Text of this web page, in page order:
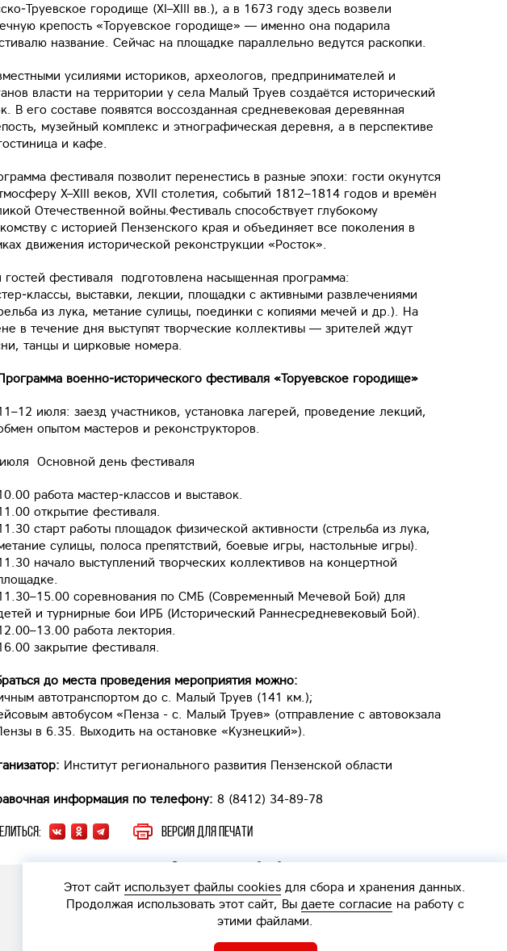
городище (XI–XIII вв.), а в 1673 году здесь возвели
крепость «Торуевское городище» — именно она подарила
название. Сейчас на площадке параллельно ведутся раскопки.
усилиями историков, археологов, предпринимателей и
власти на территории у села Малый Труев создаётся исторический
В его составе появятся воссозданная средневековая деревянная
музейный комплекс и этнографическая деревня, а в перспективе
и кафе.
фестиваля позволит перенестись в разные эпохи: гости окунутся
X–XIII веков, XVII столетия, событий 1812–1814 годов и времён
Отечественной войны.Фестиваль способствует глубокому
с историей Пензенского края и объединяет все поколения в
движения исторической реконструкции «Росток».
гостей фестиваля подготовлена насыщенная программа:
выставки, лекции, площадки с активными развлечениями
из лука, метание сулицы, поединки с копиями мечей и др.). На
в течение дня выступят творческие коллективы — зрителей ждут
танцы и цирковые номера.
военно‑исторического фестиваля «Торуевское городище»
июля: заезд участников, установка лагерей, проведение лекций,
опытом мастеров и реконструкторов.
Основной день фестиваля
работа мастер‑классов и выставок.
открытие фестиваля.
старт работы площадок физической активности (стрельба из лука,
сулицы, полоса препятствий, боевые игры, настольные игры).
начало выступлений творческих коллективов на концертной
соревнования по СМБ (Современный Мечевой Бой) для
и турнирные бои ИРБ (Исторический Раннесредневековый Бой).
работа лектория.
закрытие фестиваля.
до места проведения мероприятия можно:
автотранспортом до с. Малый Труев (141 км.);
автобусом «Пенза - с. Малый Труев» (отправление с автовокзала
в 6.35. Выходить на остановке «Кузнецкий»).
Институт регионального развития Пензенской области
информация по телефону: 8 (8412) 34-89-78
Версия для печати
Интерактивная
карта
Согласие на обработку персональных данных
Политика обработки персональных данных
Этот сайт использует файлы cookies для сбора и хранения данных.
Продолжая использовать этот сайт, Вы даете согласие на работу с
этими файлами.